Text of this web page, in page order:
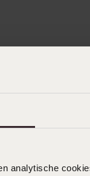
analytische